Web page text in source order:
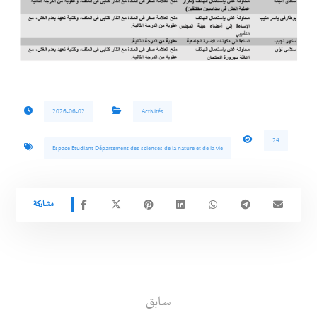
2026-06-02 Activités
Espace Etudiant Département des sciences de la nature et de la vie
24
سابق